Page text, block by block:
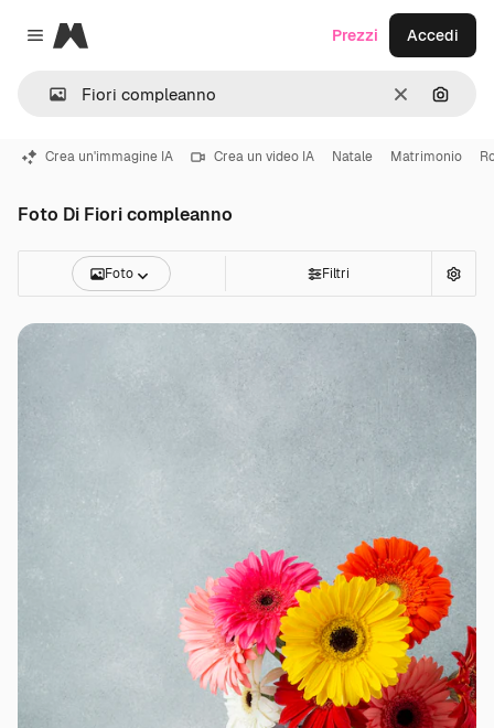
Close menu
Magnific
CancellaCerca
Prezzi Accedi
Crea un'immagine IA Crea un video IA Natale Matrimonio
Foto Di Fiori compleanno
Foto Filtri